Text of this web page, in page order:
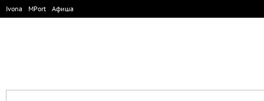
Ivona MPort Афиша